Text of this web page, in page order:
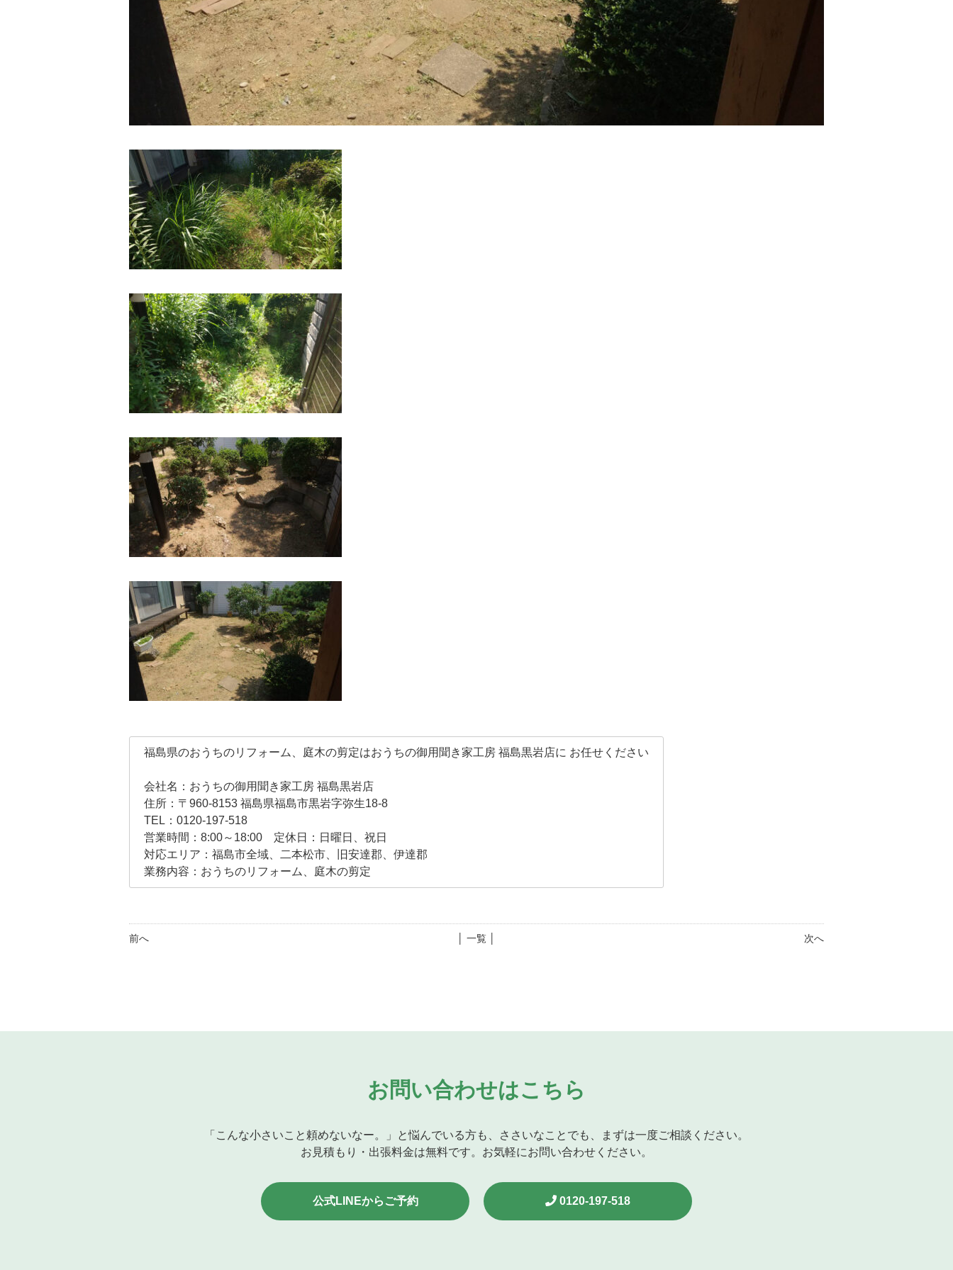
福島県のおうちのリフォーム、庭木の剪定はおうちの御用聞き家工房 福島黒岩店に お任せください
会社名：おうちの御用聞き家工房 福島黒岩店
住所：〒960-8153 福島県福島市黒岩字弥生18-8
TEL：0120-197-518
営業時間：8:00～18:00 定休日：日曜日、祝日
対応エリア：福島市全域、二本松市、旧安達郡、伊達郡
業務内容：おうちのリフォーム、庭木の剪定
前へ 次へ
│ 一覧 │
お問い合わせはこちら
「こんな小さいこと頼めないなー。」と悩んでいる方も、ささいなことでも、まずは一度ご相談ください。
お見積もり・出張料金は無料です。お気軽にお問い合わせください。
公式LINEからご予約 0120-197-518